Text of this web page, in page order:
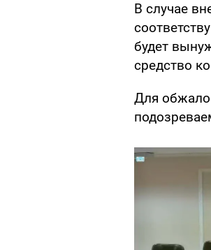
В случае
будет
средство
Для